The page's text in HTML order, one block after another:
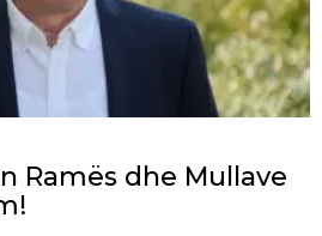
Ramës dhe Mullave